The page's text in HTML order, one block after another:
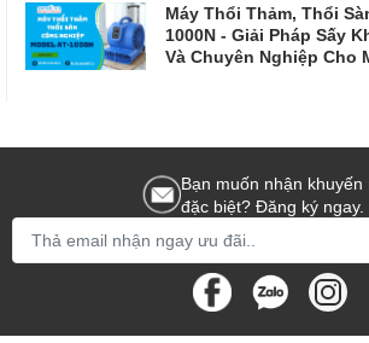
Máy Thổi Thảm, Thổi
1000N - Giải Pháp Sấy
Và Chuyên Nghiệp Cho
Bạn muốn nhận khuyến
đặc biệt? Đăng ký ngay.